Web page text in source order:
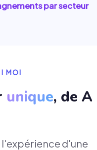
par secteur
MOI
unique, de A
d'une